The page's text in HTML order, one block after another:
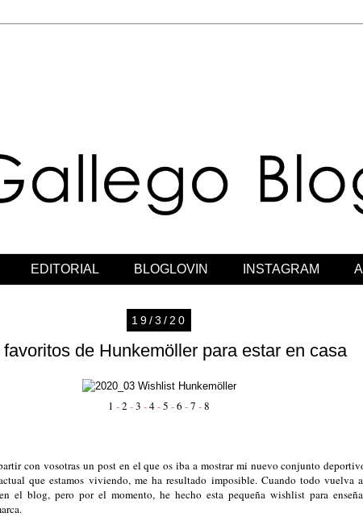
EDITORIAL BLOGLOVIN INSTAGRAM
19/3/20
favoritos de Hunkemöller para estar en casa
1 -2 -3 -4-5 -6-7 -8
con vosotras un post en el que os iba a mostrar mi nuevo conjunto
que estamos viviendo, me ha resultado imposible. Cuando todo vuelva
el blog, pero por el momento, he hecho esta pequeña wishlist para